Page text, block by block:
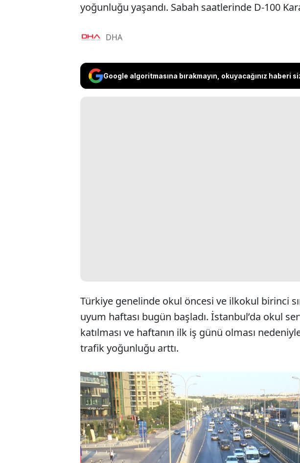
yoğunluğu yaşandı. Sabah saatlerinde D-100
DHA
Google algoritmasına bırakmayın, okuyacağınız haberi
Türkiye genelinde okul öncesi ve ilkokul birinci
uyum haftası bugün başladı. İstanbul’da okul
katılması ve haftanın ilk iş günü olması
trafik yoğunluğu arttı.